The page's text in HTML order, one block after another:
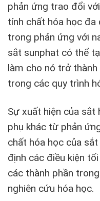
phản ứng trao đổi
tính chất hóa học đa
trong phản ứng với
sắt sunphat có thể
làm cho nó trở
trong các quy trình
Sự xuất hiện của sắt
phụ khác từ phản
chất hóa học của
định các điều kiện
các thành phần
nghiên cứu hóa học.